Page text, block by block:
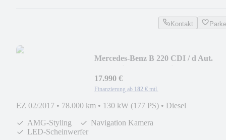
Kontakt
Mercedes-Benz B 220 CDI / d Aut.
17.990 €
Finanzierung ab 182 € mtl.
EZ 02/2017 • 78.000 km • 130 kW (177 PS) • Diesel
AMG-Styling
Navigation Kamera
LED-Scheinwerfer